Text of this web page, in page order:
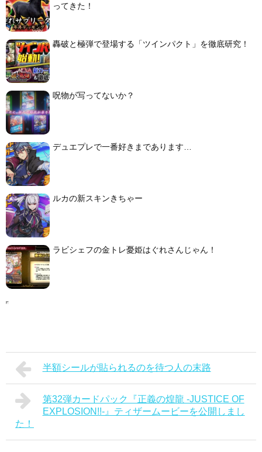
ってきた！
轟破と極弾で登場する「ツインパクト」を徹底研究！
呪物が写ってないか？
デュエプレで一番好きまであります…
ルカの新スキンきちゃー
ラビシェフの金トレ憂姫はぐれさんじゃん！
半額シールが貼られるのを待つ人の末路
第32弾カードパック『正義の煌龍 -JUSTICE OF
EXPLOSION!!-』ティザームービーを公開しまし
た！